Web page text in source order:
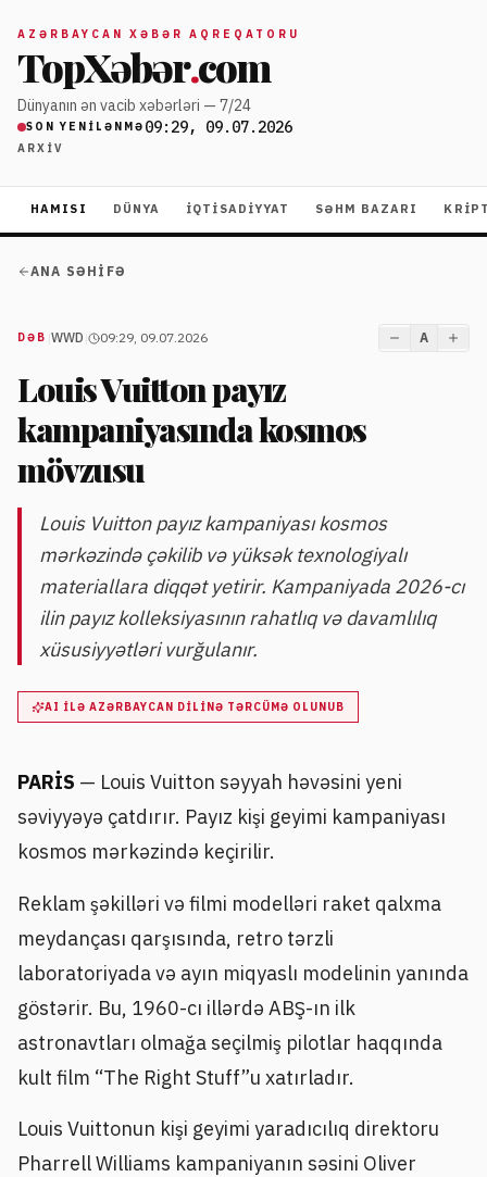
AZƏRBAYCAN XƏBƏR AQREQATORU
TopXəbər.com
Dünyanın ən vacib xəbərləri — 7/24
SON YENILƏNMƏ 09:29, 09.07.2026
ARXIV
HAMISI DÜNYA İQTISADIYYAT SƏHM BAZARI
ANA SƏHIFƏ
DƏB WWD 09:29, 09.07.2026 A
Louis Vuitton payız
kampaniyasında kosmos
mövzusu
Louis Vuitton payız kampaniyası kosmos
mərkəzində çəkilib və yüksək texnologiyalı
materiallara diqqət yetirir. Kampaniyada 2026-cı
ilin payız kolleksiyasının rahatlıq və davamlılıq
xüsusiyyətləri vurğulanır.
AI ILƏ AZƏRBAYCAN DILINƏ TƏRCÜMƏ OLUNUB
PARİS — Louis Vuitton səyyah həvəsini yeni
səviyyəyə çatdırır. Payız kişi geyimi kampaniyası
kosmos mərkəzində keçirilir.
Reklam şəkilləri və filmi modelləri raket qalxma
meydançası qarşısında, retro tərzli
laboratoriyada və ayın miqyaslı modelinin yanında
göstərir. Bu, 1960-cı illərdə ABŞ-ın ilk
astronavtları olmağa seçilmiş pilotlar haqqında
kult film “The Right Stuff”u xatırladır.
Louis Vuittonun kişi geyimi yaradıcılıq direktoru
Pharrell Williams kampaniyanın səsini Oliver